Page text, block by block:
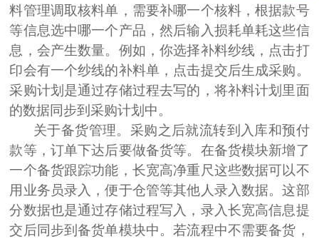
料管理调取核料单，需要补哪一个核料，根据款号
等信息选中哪一个产品，然后输入损耗单耗这些信
息，会产生数量。例如，你选择补料纱线，点击打
印会有一个纱线的补料单，点击提交后生成采购。
采购计划是通过存储过程去写的，将补料计划里面
的数据同步到采购计划中。
关于备货管理。 采购之后就流转到入库和预付
款等，订单下达后要做备货等。在备货模块新增了
一个备货跟踪功能，长宽高净重尺这些数据可以不
用业务员录入，便于仓管等其他人录入数据。这部
分数据也是通过存储过程写入，录入长宽高信息提
交后同步到备货单模块中。若流程中不需要备货，